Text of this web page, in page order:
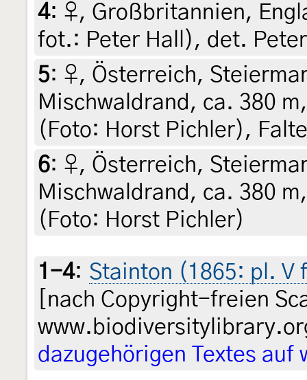
4: ♀, Großbritannien,
fot.: Peter Hall), det.
5: ♀, Österreich,
Mischwaldrand, ca. 380
(Foto: Horst Pichler),
6: ♀, Österreich,
Mischwaldrand, ca. 380
(Foto: Horst Pichler)
1-4: Stainton (1865: pl. V
[nach Copyright-freien
dazugehörigen Textes auf